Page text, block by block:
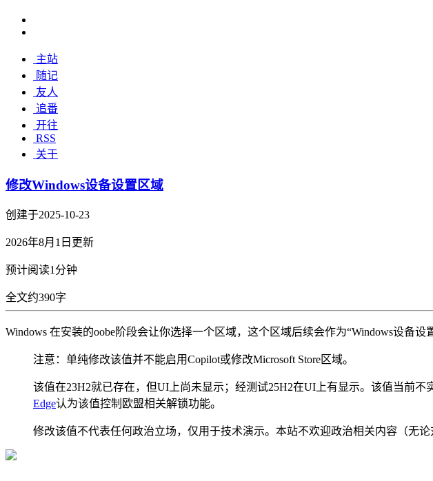
主站
随记
友人
追番
开往
RSS
关于
修改Windows设备设置区域
创建于2025-10-23
2026年8月1日更新
预计阅读1分钟
全文约390字
Windows 在安装的oobe阶段会让你选择一个区域，这个区域后续会作为“Windows设备
注意：单纯修改该值并不能启用Copilot或修改Microsoft Store区域。
该值在23H2就已存在，但UI上尚未显示；经测试25H2在UI上有显示。该值当前不
Edge认为该值控制欧盟相关解锁功能。
修改该值不代表任何政治立场，仅用于技术演示。本站不欢迎政治相关内容（无论